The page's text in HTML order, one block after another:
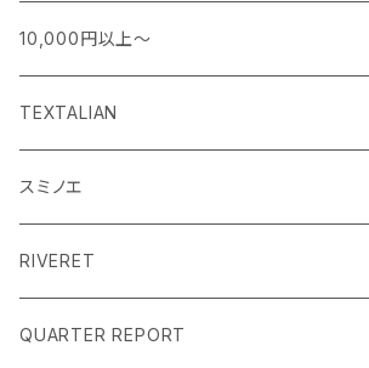
10,000円以上～
TEXTALIAN
スミノエ
MOOMIN ムーミン EDITION.1
ラグ・マット
PEANUTS ピーナッツ EDITION.1
RIVERET
名入れあり
QUARTER REPORT